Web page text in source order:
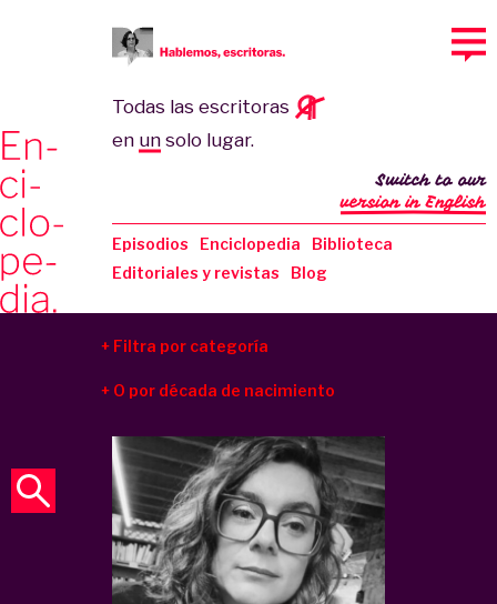
Todas las escritoras
en un solo lugar.
Episodios Enciclopedia
Biblioteca
Editoriales y revistas
Blog
Switch to our
version in English
Filtra por categoría
O por década de nacimiento